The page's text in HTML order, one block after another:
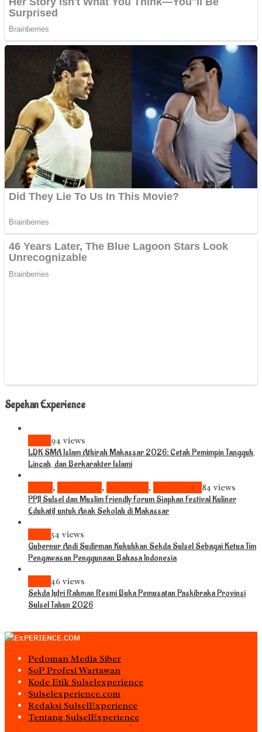
Sepekan Experience
94 views
LDK SMA Islam Athirah Makassar 2026: Cetak Pemimpin Tangguh,
Lincah, dan Berkarakter Islami
, , , 84 views
PPJI Sulsel dan Muslim Friendly Forum Siapkan Festival Kuliner
Edukatif untuk Anak Sekolah di Makassar
54 views
Gubernur Andi Sudirman Kukuhkan Sekda Sulsel Sebagai Ketua Tim
Pengawasan Penggunaan Bahasa Indonesia
46 views
Sekda Jufri Rahman Resmi Buka Pemusatan Paskibraka Provinsi
Sulsel Tahun 2026
Pedoman Media Siber
S0P Profesi Wartawan
Kode Etik Sulselexperience
Sulselexperience.com
Redaksi SulselExperience
Tentang SulselExperience